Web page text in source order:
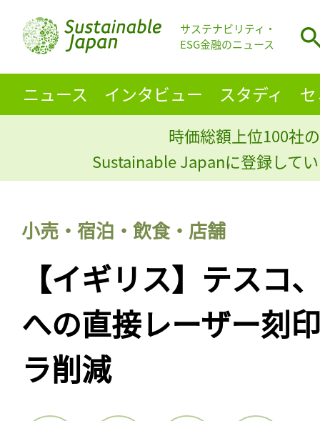
サステナビリティ・
ESG金融のニュース
ニュース インタビュー スタディ
時価総額上位100社
Sustainable Japanに登録して
小売・宿泊・飲食・店舗
【イギリス】テスコ
への直接レーザー刻
ラ削減